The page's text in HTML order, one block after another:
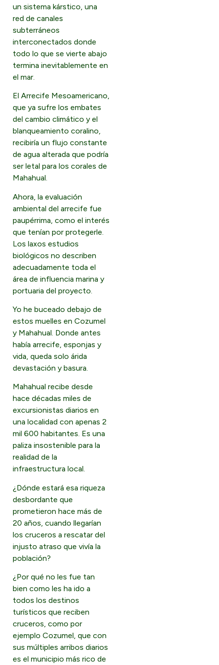
un sistema kárstico, una
red de canales
subterráneos
interconectados donde
todo lo que se vierte abajo
termina inevitablemente en
el mar.
El Arrecife Mesoamericano,
que ya sufre los embates
del cambio climático y el
blanqueamiento coralino,
recibiría un flujo constante
de agua alterada que podría
ser letal para los corales de
Mahahual.
Ahora, la evaluación
ambiental del arrecife fue
paupérrima, como el interés
que tenían por protegerle.
Los laxos estudios
biológicos no describen
adecuadamente toda el
área de influencia marina y
portuaria del proyecto.
Yo he buceado debajo de
estos muelles en Cozumel
y Mahahual. Donde antes
había arrecife, esponjas y
vida, queda solo árida
devastación y basura.
Mahahual recibe desde
hace décadas miles de
excursionistas diarios en
una localidad con apenas 2
mil 600 habitantes. Es una
paliza insostenible para la
realidad de la
infraestructura local.
¿Dónde estará esa riqueza
desbordante que
prometieron hace más de
20 años, cuando llegarían
los cruceros a rescatar del
injusto atraso que vivía la
población?
¿Por qué no les fue tan
bien como les ha ido a
todos los destinos
turísticos que reciben
cruceros, como por
ejemplo Cozumel, que con
sus múltiples arribos diarios
es el municipio más rico de